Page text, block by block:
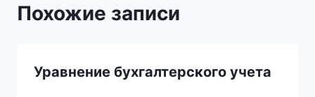
Похожие записи
Уравнение бухгалтерского учета